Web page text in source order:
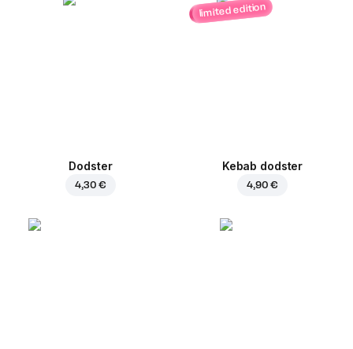
Dodster
4,30 €
limited edition
Kebab dodster
4,90 €